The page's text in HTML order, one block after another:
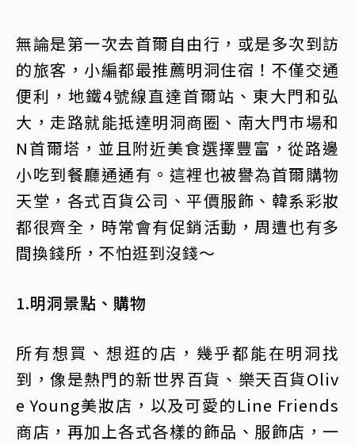
無論是第一次去首爾自由行，或是多次到訪
的旅客，小編都最推薦明洞住宿！不僅交通
便利，地鐵4號線直達首爾站、東大門和弘
大，走路就能抵達明洞商圈、南大門市場和
N首爾塔，並且附近美食選擇豐富，從路邊
小吃到餐廳通通有。這裡也被譽為首爾購物
天堂，各式百貨公司、平價服飾、韓系彩妝
都很齊全，時常會有促銷活動，周遭也有多
間換錢所，不怕逛到沒錢～
1.明洞景點、購物
所有想買、想逛的店，幾乎都能在明洞找
到，像是熱門的新世界百貨、樂天百貨Oliv
e Young美妝店，以及可愛的Line Friends
商店，再加上各式各樣的飾品、服飾店，一